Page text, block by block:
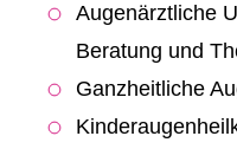
Augenärztliche
Beratung und
Ganzheitliche